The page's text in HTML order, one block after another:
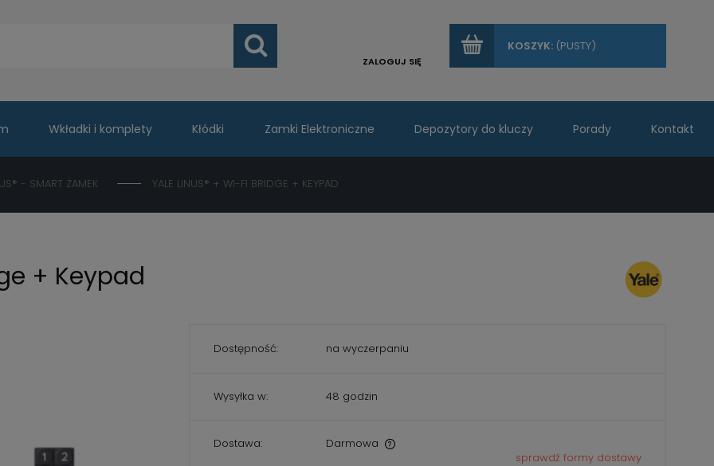
KOSZYK: (PUSTY)
ZALOGUJ SIĘ
Wkładki i komplety Kłódki Zamki Elektroniczne Depozytory do kluczy Porady Kontakt
- SMART ZAMEK YALE LINUS® + WI-FI BRIDGE + KEYPAD
+ Keypad
Dostępność: na wyczerpaniu
Wysyłka w: 48 godzin
Dostawa: Darmowa
sprawdź formy dostawy